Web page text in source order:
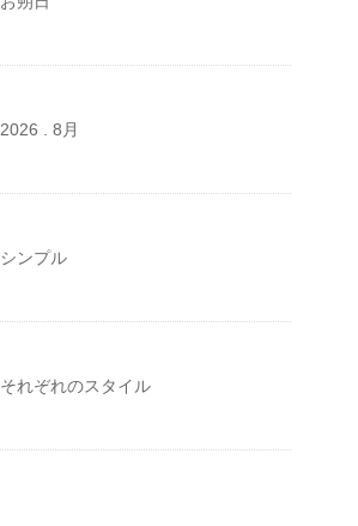
2026 . 8月
シンプル
それぞれのスタイル